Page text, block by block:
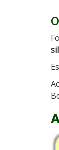
Es